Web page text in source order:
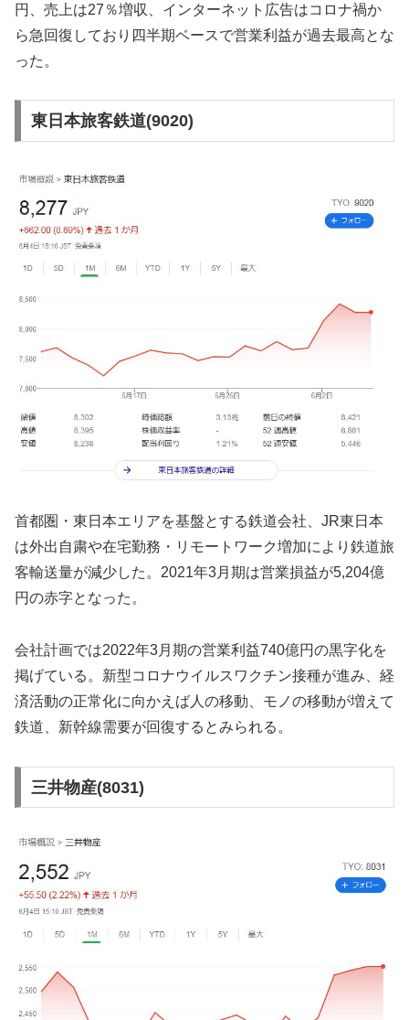
円、売上は27％増収、インターネット広告はコロナ禍か
ら急回復しており四半期ベースで営業利益が過去最高とな
った。
東日本旅客鉄道(9020)
首都圏・東日本エリアを基盤とする鉄道会社、JR東日本
は外出自粛や在宅勤務・リモートワーク増加により鉄道旅
客輸送量が減少した。2021年3月期は営業損益が5,204億
円の赤字となった。
会社計画では2022年3月期の営業利益740億円の黒字化を
掲げている。新型コロナウイルスワクチン接種が進み、経
済活動の正常化に向かえば人の移動、モノの移動が増えて
鉄道、新幹線需要が回復するとみられる。
三井物産(8031)